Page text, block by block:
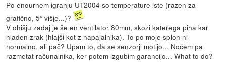
Po enournem igranju UT2004 so temperature iste (razen za
grafično, 5° višje...)?
V ohišju zadaj je še en ventilator 80mm, skozi katerega piha kar
hladen zrak (hlajši kot z napajalnika). To po moje sploh ni
normalno, ali pač? Upam to, da se senzorji motijo... Nočem pa
razmetat računalnika, ker potem izgubim garancijo... What to do?